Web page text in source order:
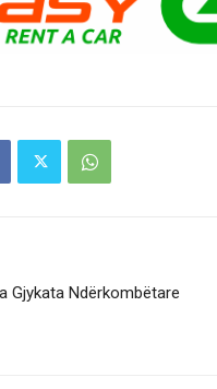
Gjykata Ndërkombëtare